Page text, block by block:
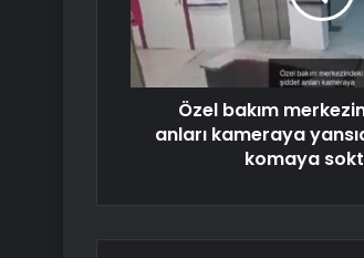
Özel bakım
anları kameraya
komaya